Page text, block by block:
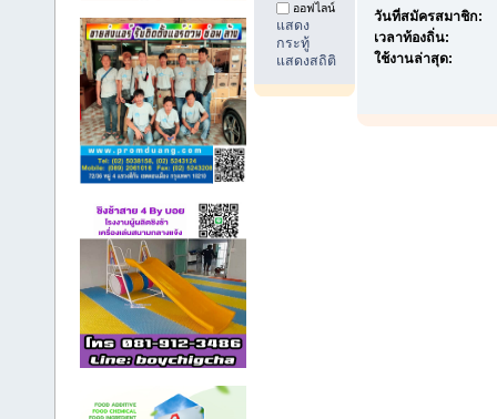
ออฟไลน์
แสดง
กระทู้
แสดงสถิติ
วันที่สมัครสมาชิก:
เวลาท้องถิ่น:
ใช้งานล่าสุด: